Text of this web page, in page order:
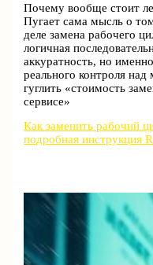
Почему вообще стоит
Пугает сама мысль о
деле замена рабочего
логичная
аккуратность, но
реального контроля
гуглить «стоимость
сервисе»
Как заменить рабочий
подробная инструкция